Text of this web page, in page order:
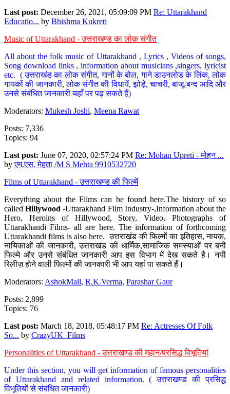
Last post: December 26, 2021, 05:09:09 PM Re: Uttarakhand
Educatio... by Bhishma Kukreti
Music of Uttarakhand - उत्तराखण्ड का लोक संगीत
All about the folk music of Uttarakhand , Lyrics , Videos of songs,
Song download links , information about musicians ,singers, lyricist
etc. ( उत्तराखंड का लोक संगीत, गानों के बोल, गाने डाउनलोड के लिंक, लोक
गायकों की जानकारी, लोक संगीत की विधायें, झोड़े, चाचरी, बाजू-बन्द आदि और
उनसे संबंधित जानकारी यहाँ पर पढ़ सकते हैं)
Moderators: Mukesh Joshi, Meena Rawat
Posts: 7,336
Topics: 94
Last post: June 07, 2020, 02:57:24 PM Re: Mohan Upreti - मोहन ...
byएम.एस. मेहता /M S Mehta 9910532720
Films of Uttarakhand - उत्तराखण्ड की फिल्में
Everything about the Films can be found here.The history of so
calledHillywood-Uttarakhand Film Industry-,Information about the
Hero, Heroins of Hillywood, Story, Video, Photographs of
Uttarakhandi Films- all are here. The information of forthcoming
Uttarakhandi films is also here. उत्तराखंड की फिल्मों का इतिहास, नायक,
नायिकाओं की जानकारी, उत्तराखंड की धार्मिक,सामाजिक समस्याओं पर बनी
फिल्मे और उनसे संबंधित जानकारी आप इस विभाग में देख सकते है। नयी
रिलीज़ होने वाली फिल्मों की जानकारी भी आप यहां पा सकते हैं।
Moderators: AshokMall, R.K.Verma, Parashar Gaur
Posts: 2,899
Topics: 76
Last post: March 18, 2018, 05:48:17 PM Re: Actresses Of Folk
So... by CrazyUK_Films
Personalities of Uttarakhand - उत्तराखण्ड की महान/प्रसिद्ध विभूतियां
Under this section, you will get information of famous personalities
of Uttarakhand and related information. ( उत्तराखण्ड की प्रसिद्ध
विभूतियों से संबंधित जानकारी)